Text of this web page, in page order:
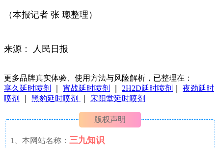
（本报记者 张 璁整理）
来源： 人民日报
更多品牌真实体验、使用方法与风险解析，已整理在：
享久延时喷剂
宵战延时喷剂 2H2D延时喷剂
夜劲延时
喷剂
黑豹延时喷剂 宋阳堂延时喷剂
版权声明
1、本网站名称： 三九知识